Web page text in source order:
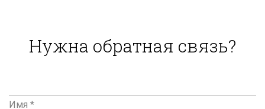
Нужна обратная связь?
Имя *